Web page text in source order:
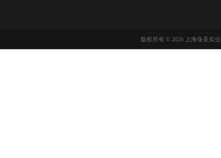
版权所有 © 2026 上海保圣实